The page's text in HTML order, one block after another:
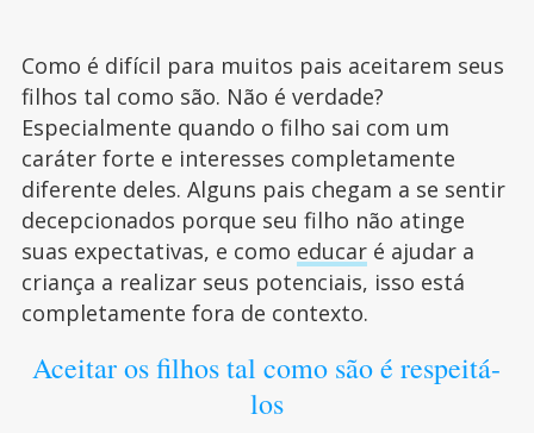
Como é difícil para muitos pais aceitarem seus
filhos tal como são. Não é verdade?
Especialmente quando o filho sai com um
caráter forte e interesses completamente
diferente deles. Alguns pais chegam a se sentir
decepcionados porque seu filho não atinge
suas expectativas, e como educaré ajudar a
criança a realizar seus potenciais, isso está
completamente fora de contexto.
Aceitar os filhos tal como são é respeitá-
los